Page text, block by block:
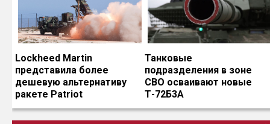
Lockheed Martin
представила более
дешевую альтернативу
ракете Patriot
Танковые
подразделения в зоне
СВО осваивают новые
Т-72Б3А